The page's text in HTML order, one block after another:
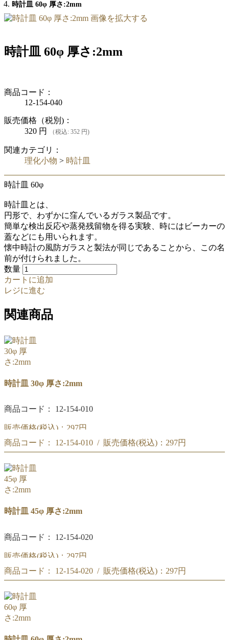
時計皿 60φ 厚さ:2mm
画像を拡大する
時計皿 60φ 厚さ:2mm
商品コード：
12-154-040
販売価格（税別)：
320 円 （税込: 352 円)
関連カテゴリ：
理化小物 > 時計皿
時計皿 60φ
時計皿とは、
円形で、わずかに窪んでいるガラス製品です。
簡単な検出反応や蒸発残留物を得る実験、時にはビーカーの
蓋などにも用いられます。
懐中時計の風防ガラスと製法が同じであることから、この名
前が付けられました。
数量
カートに追加
レジに進む
関連商品
時計皿 30φ 厚さ:2mm
商品コード： 12-154-010
販売価格(税込)： 297円
時計皿 30φ
商品コード： 12-154-010 / 販売価格(税込)： 297円
時計皿 30φ
時計皿 45φ 厚さ:2mm
商品コード： 12-154-020
販売価格(税込)： 297円
時計皿 45φ
商品コード： 12-154-020 / 販売価格(税込)： 297円
時計皿 45φ